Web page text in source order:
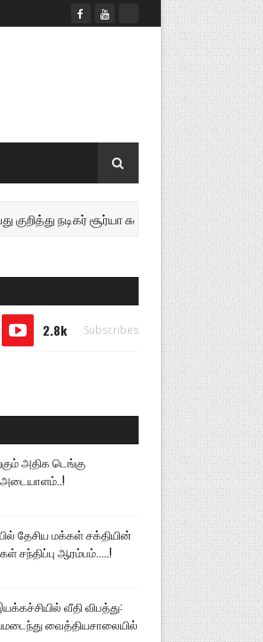
நடிகர் சூர்யா சுவாரஸ்யமான
2.8k Subscribes
அதிக டெங்கு
தேசிய மக்கள் சக்தியின்
சந்திப்பு ஆரம்பம்.....!
வீதி விபத்து:
வைத்தியசாலையில்